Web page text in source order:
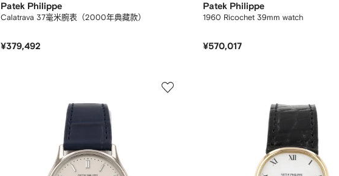
Patek Philippe
Calatrava 37毫米腕表（2000年典藏款）
¥379,492
Patek Philippe
1960 Ricochet 39mm watch
¥570,017